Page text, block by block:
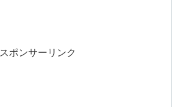
スポンサーリンク